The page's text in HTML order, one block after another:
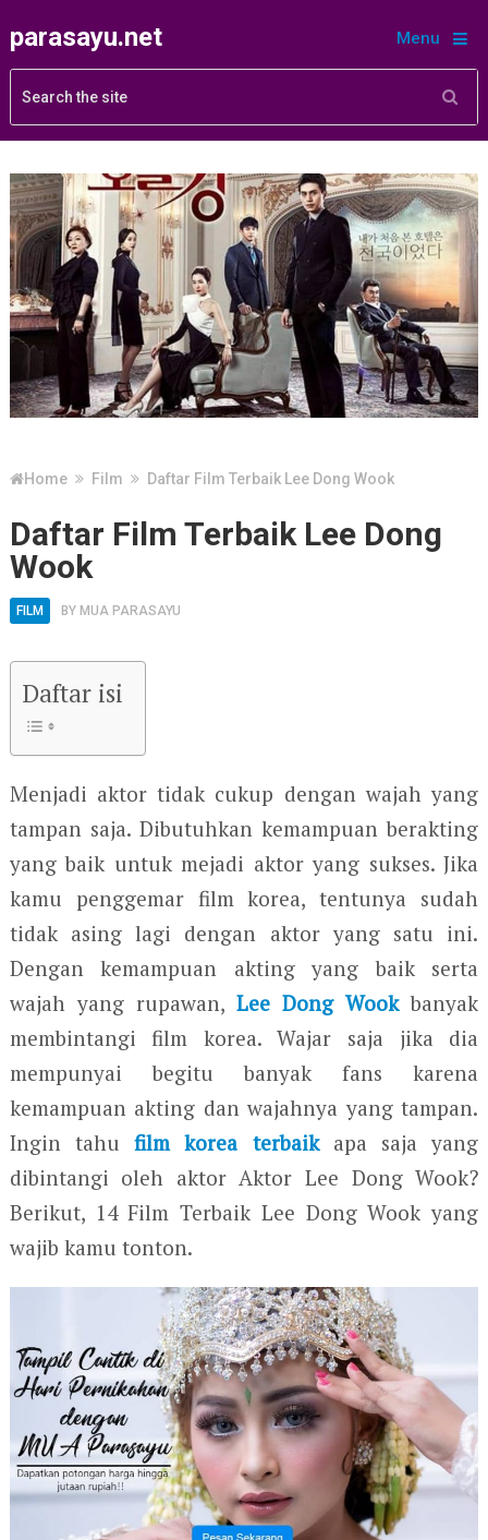
parasayu.net Menu
Home Film Daftar Film Terbaik Lee Dong Wook
Daftar Film Terbaik Lee Dong
Wook
FILM BY MUA PARASAYU
Daftar isi
Menjadi aktor tidak cukup dengan wajah yang
tampan saja. Dibutuhkan kemampuan berakting
yang baik untuk mejadi aktor yang sukses. Jika
kamu penggemar film korea, tentunya sudah
tidak asing lagi dengan aktor yang satu ini.
Dengan kemampuan akting yang baik serta
wajah yang rupawan, Lee Dong Wookbanyak
membintangi film korea. Wajar saja jika dia
mempunyai begitu banyak fans karena
kemampuan akting dan wajahnya yang tampan.
Ingin tahufilm korea terbaikapa saja yang
dibintangi oleh aktor Aktor Lee Dong Wook?
Berikut, 14 Film Terbaik Lee Dong Wook yang
wajib kamu tonton.